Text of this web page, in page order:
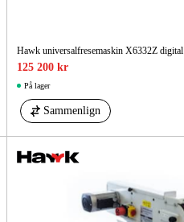
Hawk universalfresemaskin X6332Z digital
125 200 kr
På lager
Sammenlign